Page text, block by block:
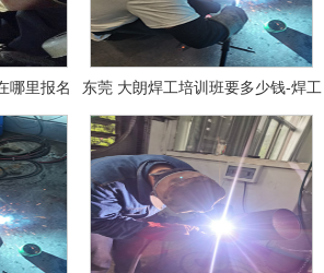
哪里报名
东莞 大朗焊工培训班要多少钱-焊工
报名